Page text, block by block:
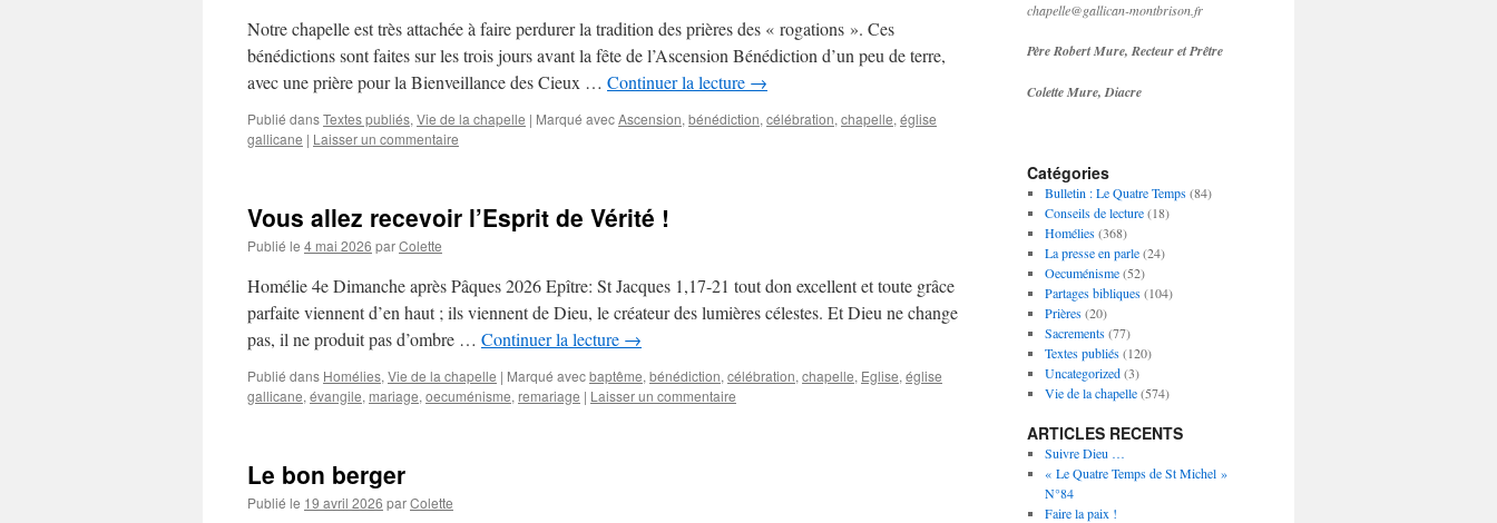
Notre chapelle est très attachée à faire perdurer la tradition des prières des « rogations ». Ces
bénédictions sont faites sur les trois jours avant la fête de l’Ascension Bénédiction d’un peu de terre,
avec une prière pour la Bienveillance des Cieux … Continuer la lecture →
Publié dansTextes publiés, Vie de la chapelle | Marqué avecAscension, bénédiction, célébration, chapelle, église
gallicane | Laisser un commentaire
Vous allez recevoir l’Esprit de Vérité !
Publié le 4 mai 2026 parColette
Homélie 4e Dimanche après Pâques 2026 Epître: St Jacques 1,17-21 tout don excellent et toute grâce
parfaite viennent d’en haut ; ils viennent de Dieu, le créateur des lumières célestes. Et Dieu ne change
pas, il ne produit pas d’ombre … Continuer la lecture →
Publié dans Homélies, Vie de la chapelle | Marqué avecbaptême, bénédiction, célébration, chapelle, Eglise, église
gallicane, évangile, mariage, oecuménisme, remariage | Laisser un commentaire
Le bon berger
Publié le 19 avril 2026 parColette
chapelle@gallican-montbrison.fr
Père Robert Mure, Recteur et Prêtre
Colette Mure, Diacre
Catégories
Bulletin : Le Quatre Temps(84)
Conseils de lecture(18)
Homélies(368)
La presse en parle(24)
Oecuménisme(52)
Partages bibliques(104)
Prières(20)
Sacrements(77)
Textes publiés(120)
Uncategorized(3)
Vie de la chapelle(574)
ARTICLES RECENTS
Suivre Dieu …
« Le Quatre Temps de St Michel »
N°84
Faire la paix !